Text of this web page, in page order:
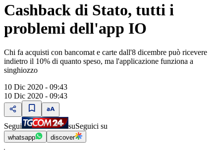
Cashback di Stato, tutti i
problemi dell'app IO
Chi fa acquisti con bancomat e carte dall'8 dicembre può ricevere
indietro il 10% di quanto speso, ma l'applicazione funziona a
singhiozzo
10 Dic 2020 - 09:43
10 Dic 2020 - 09:43
Segui suSeguici su
whatsapp discover